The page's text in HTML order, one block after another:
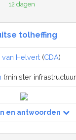
12 dagen
tolheffing
van Helvert (CDA)
(minister
en antwoorden